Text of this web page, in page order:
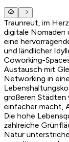
Traunreut, im
digitale
eine
und ländlicher
Coworking-
Austausch mit
Networking in
größeren Städten
einfacher macht,
Die hohe
zahlreiche
Natur